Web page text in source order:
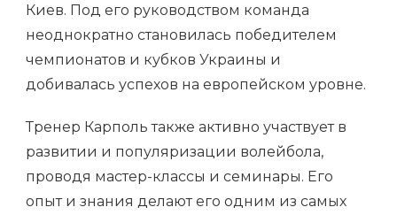
Киев. Под его руководством команда
неоднократно становилась победителем
чемпионатов и кубков Украины и
добивалась успехов на европейском уровне.
Тренер Карполь также активно участвует в
развитии и популяризации волейбола,
проводя мастер-классы и семинары. Его
опыт и знания делают его одним из самых